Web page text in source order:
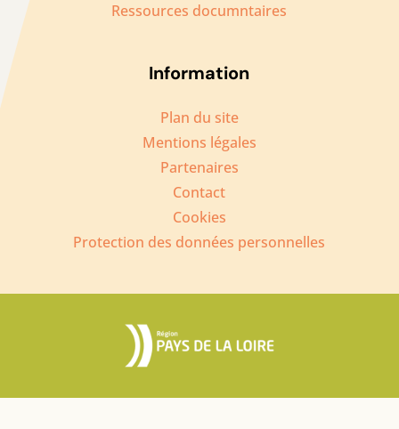
Ressources documntaires
Information
Plan du site
Mentions légales
Partenaires
Contact
Cookies
Protection des données personnelles